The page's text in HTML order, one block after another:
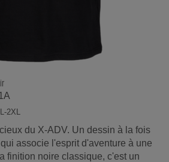
2XL
du X-ADV. Un dessin à la fois
associe l'esprit d'aventure à une
finition noire classique, c'est un